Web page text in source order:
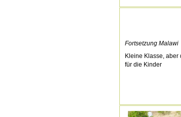
Fortsetzung Malawi
Kleine Klasse,
für die Kinder